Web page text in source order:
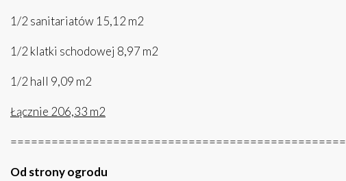
1/2 sanitariatów 15,12 m2
1/2 klatki schodowej 8,97 m2
1/2 hall 9,09 m2
Łącznie 206,33 m2
=================================================
Od strony ogrodu